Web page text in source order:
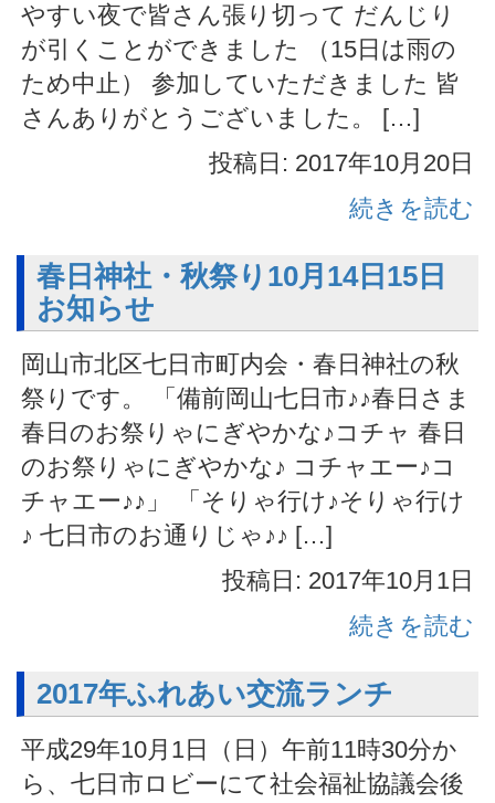
やすい夜で皆さん張り切って だんじり
が引くことができました （15日は雨の
ため中止） 参加していただきました 皆
さんありがとうございました。 […]
投稿日: 2017年10月20日
続きを読む
春日神社・秋祭り10月14日15日
お知らせ
岡山市北区七日市町内会・春日神社の秋
祭りです。 「備前岡山七日市♪♪春日さま
春日のお祭りゃにぎやかな♪コチャ 春日
のお祭りゃにぎやかな♪ コチャエー♪コ
チャエー♪♪」 「そりゃ行け♪そりゃ行け
♪ 七日市のお通りじゃ♪♪ […]
投稿日: 2017年10月1日
続きを読む
2017年ふれあい交流ランチ
平成29年10月1日（日）午前11時30分か
ら、七日市ロビーにて社会福祉協議会後